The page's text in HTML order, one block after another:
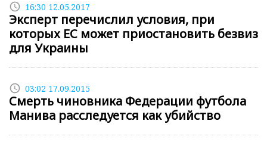
access_time 16:30 12.05.2017
Эксперт перечислил условия, при
которых ЕС может приостановить безвиз
для Украины
access_time 03:02 17.09.2015
Смерть чиновника Федерации футбола
Манива расследуется как убийство